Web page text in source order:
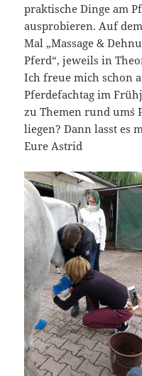
praktische Dinge am
ausprobieren. Auf
Mal „Massage &
Pferd“, jeweils in
Ich freue mich schon
Pferdefachtag im
zu Themen rund um´s
liegen? Dann lasst es
Eure Astrid